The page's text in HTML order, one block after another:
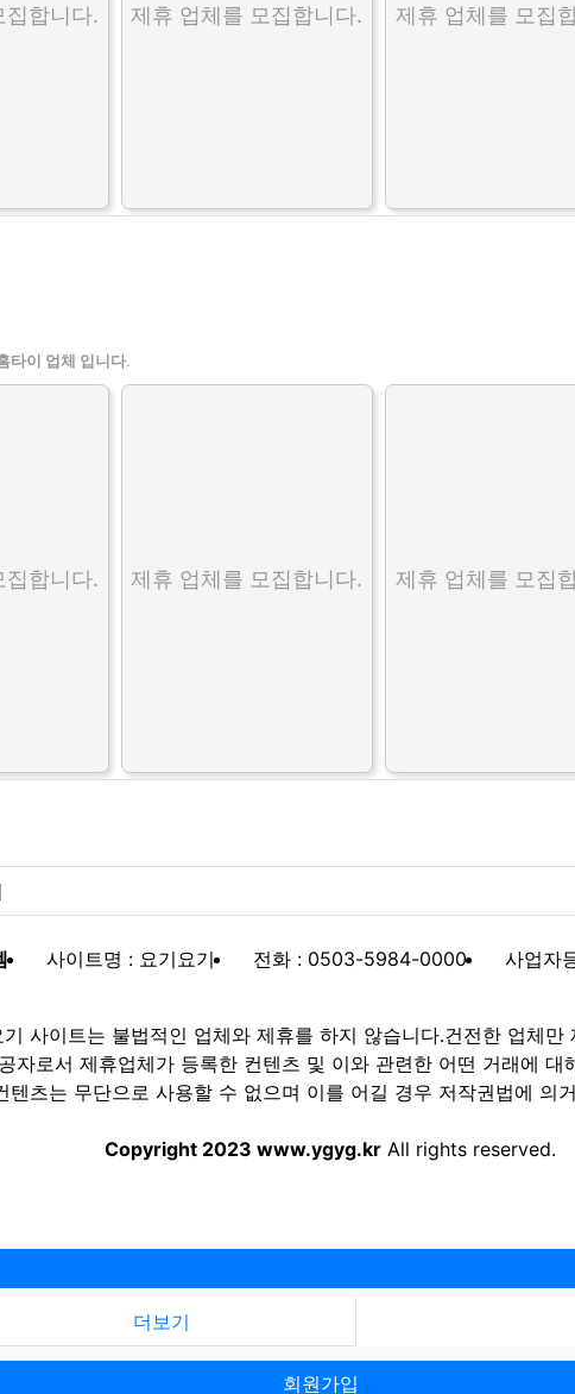
집합니다. 제휴 업체를 모집합니다. 제휴 업체를 모집
타이 업체 입니다.
집합니다. 제휴 업체를 모집합니다. 제휴 업체를 모집
사이트명 : 요기요기 전화 : 0503-5984-0000 사업자
기 사이트는 불법적인 업체와 제휴를 하지 않습니다.건전한 업체만
자로서 제휴업체가 등록한 컨텐츠 및 이와 관련한 어떤 거래에 대
텐츠는 무단으로 사용할 수 없으며 이를 어길 경우 저작권법에 의
Copyright 2023 www.ygyg.kr All rights reserved.
더보기
회원가입